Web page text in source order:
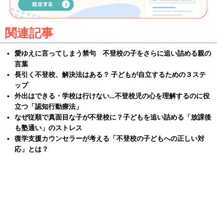
関連記事
愛ゆえに言ってしまう禁句 不登校の子をさらに追い詰める親の
言葉
長引く不登校、解決法はある？ 子どもが自立するための３ステ
ップ
外出はできる・学校は行けない…不登校児の心を理解するのに役
立つ「認知行動療法」
なぜ従順で真面目な子が不登校に？子どもを追い詰める「放課後
も塾通い」のストレス
復学支援カウンセラーが考える「不登校の子どもへの正しい対
応」とは？